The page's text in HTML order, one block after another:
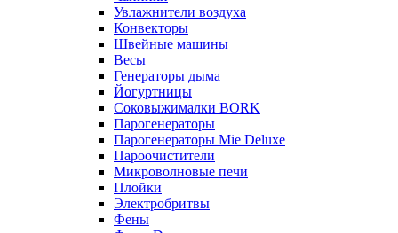
Увлажнители воздуха
Конвекторы
Швейные машины
Весы
Генераторы дыма
Йогуртницы
Соковыжималки BORK
Парогенераторы
Парогенераторы Mie Deluxe
Пароочистители
Микроволновые печи
Плойки
Электробритвы
Фены